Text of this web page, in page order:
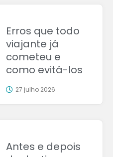
Erros que todo
viajante já
cometeu e
como evitá-los
27 julho 2026
Antes e depois